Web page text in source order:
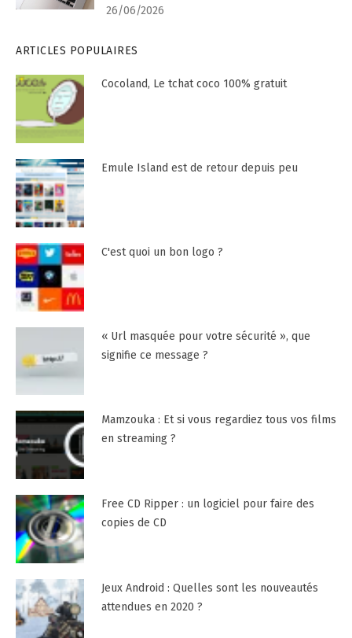
26/06/2026
ARTICLES POPULAIRES
Cocoland, Le tchat coco 100% gratuit
Emule Island est de retour depuis peu
C'est quoi un bon logo ?
« Url masquée pour votre sécurité », que
signifie ce message ?
Mamzouka : Et si vous regardiez tous vos films
en streaming ?
Free CD Ripper : un logiciel pour faire des
copies de CD
Jeux Android : Quelles sont les nouveautés
attendues en 2020 ?